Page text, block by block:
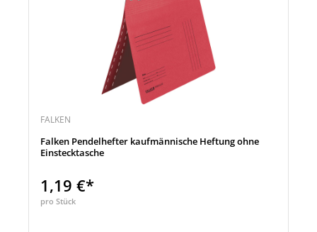
FALKEN
Falken Pendelhefter kaufmännische Heftung ohne
Einstecktasche
1,19 €*
pro Stück